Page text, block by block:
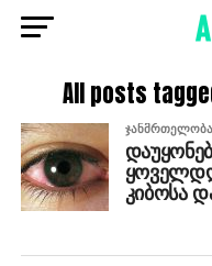
All posts
ᲯᲐᲜᲛᲠᲗᲔᲚᲝᲑᲐ
კიბოსა